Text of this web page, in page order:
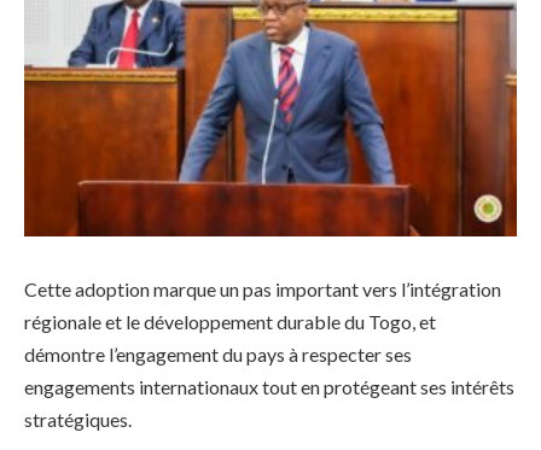
Cette adoption marque un pas important vers l’intégration
régionale et le développement durable du Togo, et
démontre l’engagement du pays à respecter ses
engagements internationaux tout en protégeant ses intérêts
stratégiques.